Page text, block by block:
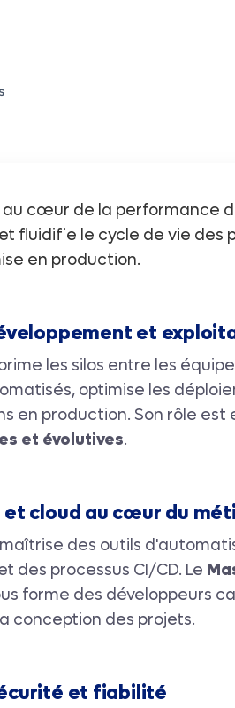
cœur de la performance
fluidifie le cycle de vie des
en production.
et
les silos entre les
optimise les
en production. Son rôle est
et évolutives.
cloud au cœur du
des outils
des processus CI/CD. Le
forme des développeurs
conception des projets.
et fiabilité